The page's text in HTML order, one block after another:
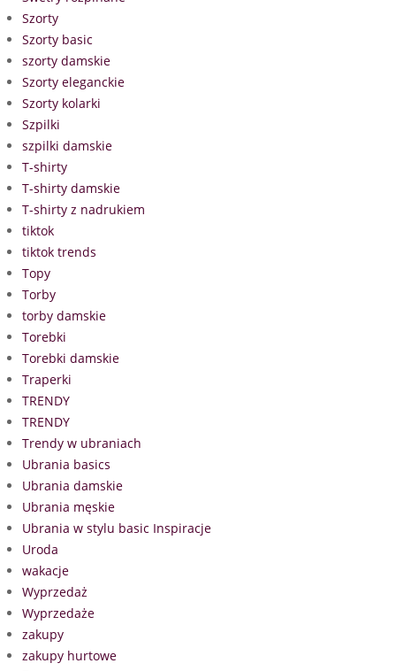
Szorty
Szorty basic
szorty damskie
Szorty eleganckie
Szorty kolarki
Szpilki
szpilki damskie
T-shirty
T-shirty damskie
T-shirty z nadrukiem
tiktok
tiktok trends
Topy
Torby
torby damskie
Torebki
Torebki damskie
Traperki
TRENDY
TRENDY
Trendy w ubraniach
Ubrania basics
Ubrania damskie
Ubrania męskie
Ubrania w stylu basic Inspiracje
Uroda
wakacje
Wyprzedaż
Wyprzedaże
zakupy
zakupy hurtowe